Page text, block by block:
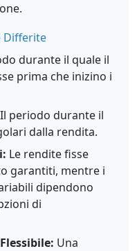
Differite
durante il quale il
prima che inizino i
Il periodo durante il
dalla rendita.
Le rendite fisse
garantiti, mentre i
dipendono
di
Una